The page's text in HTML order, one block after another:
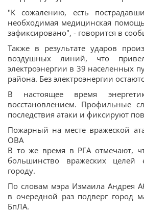
"К сожалению, есть
необходимая медицинская
зафиксировано", - говорится в
Также в результате ударов
воздушных линий, что
электроэнергии в 39 населенных
района. Без электроэнергии
В настоящее время
восстановлением. Профильные
последствия атаки и фиксируют
Пожарный на месте вражеской
ОВА
В то же время в РГА отмечают,
большинство вражеских
городу.
По словам мэра Измаила Андрея
в очередной раз подверг город
БпЛА.